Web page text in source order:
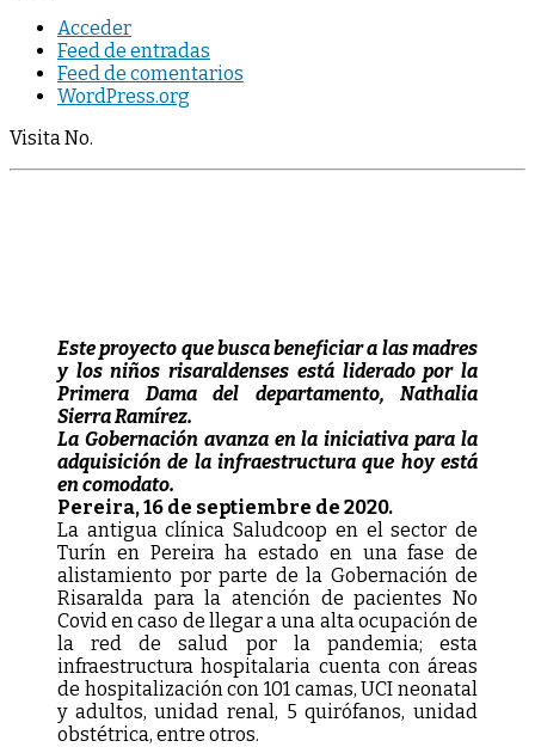
Acceder
Feed de entradas
Feed de comentarios
WordPress.org
Visita No.
Este proyecto que busca beneficiar a las madres
y los niños risaraldenses está liderado por la
Primera Dama del departamento, Nathalia
Sierra Ramírez.
La Gobernación avanza en la iniciativa para la
adquisición de la infraestructura que hoy está
en comodato.
Pereira, 16 de septiembre de 2020.
La antigua clínica Saludcoop en el sector de
Turín en Pereira ha estado en una fase de
alistamiento por parte de la Gobernación de
Risaralda para la atención de pacientes No
Covid en caso de llegar a una alta ocupación de
la red de salud por la pandemia; esta
infraestructura hospitalaria cuenta con áreas
de hospitalización con 101 camas, UCI neonatal
y adultos, unidad renal, 5 quirófanos, unidad
obstétrica, entre otros.